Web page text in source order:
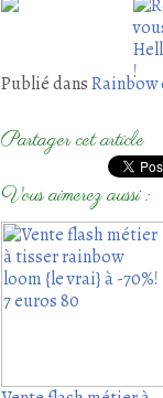
Publié dansRainbow
Partager cet article
Vous aimerez aussi :